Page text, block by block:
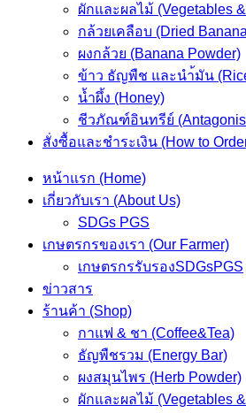
ผักและผลไม้ (Vegetables
กล้วยเคลือบ (Dried
ผงกล้วย (Banana Powder)
ข้าว ธัญพืช และนำ้มัน
น้ำผึ้ง (Honey)
ชีวภัณฑ์อินทรีย์
สั่งซื้อและชำระเงิน (How to
หน้าแรก (Home)
เกี่ยวกับเรา (About Us)
SDGs PGS
เกษตรกรของเรา (Our Farmer)
เกษตรกรรับรองSDGsPGS
ข่าวสาร
ร้านค้า (Shop)
กาแฟ & ชา (Coffee&Tea)
ธัญพืชรวม (Energy Bar)
ผงสมุนไพร (Herb Powder)
ผักและผลไม้ (Vegetables